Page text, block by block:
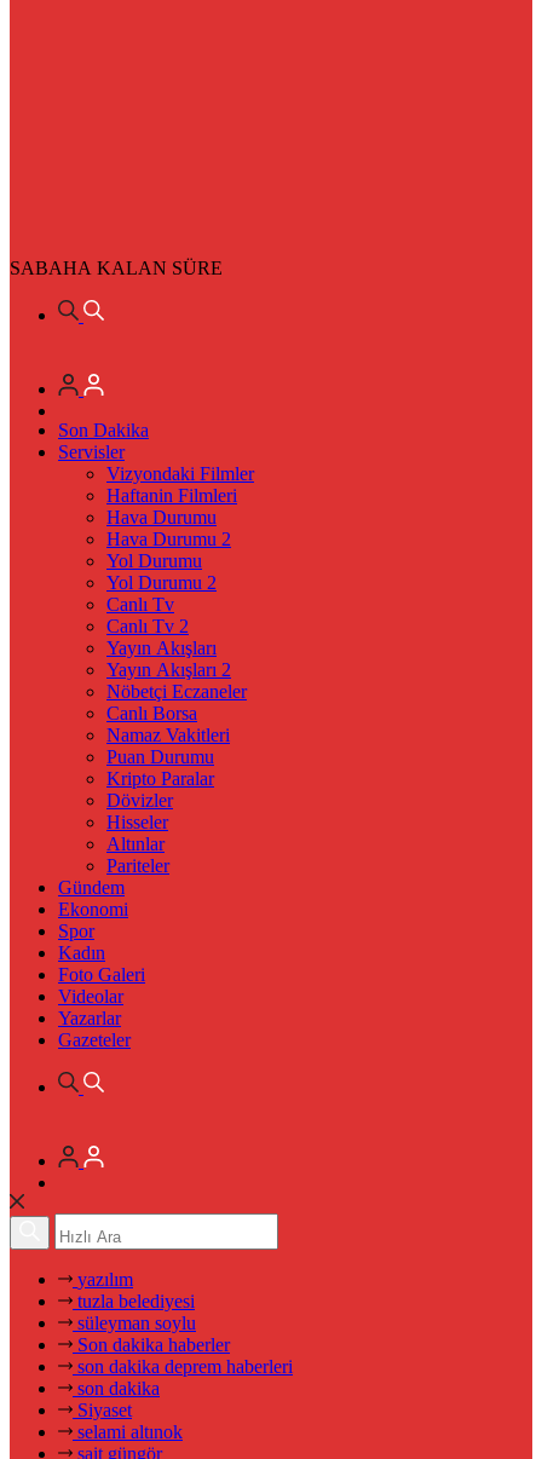
SABAHA KALAN SÜRE
Son Dakika
Servisler
Vizyondaki Filmler
Haftanin Filmleri
Hava Durumu
Hava Durumu 2
Yol Durumu
Yol Durumu 2
Canlı Tv
Canlı Tv 2
Yayın Akışları
Yayın Akışları 2
Nöbetçi Eczaneler
Canlı Borsa
Namaz Vakitleri
Puan Durumu
Kripto Paralar
Dövizler
Hisseler
Altınlar
Pariteler
Gündem
Ekonomi
Spor
Kadın
Foto Galeri
Videolar
Yazarlar
Gazeteler
yazılım
tuzla belediyesi
süleyman soylu
Son dakika haberler
son dakika deprem haberleri
son dakika
Siyaset
selami altınok
sait güngör